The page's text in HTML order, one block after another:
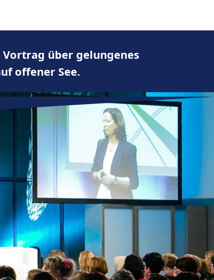
Vortrag über gelungenes
offener See.